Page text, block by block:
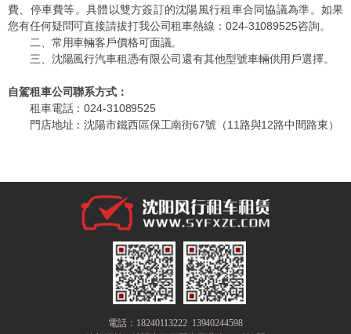
費、停車費等。具體以雙方簽訂的沈陽風行租車合同協議為準。如果
您有任何疑問可直接請拔打我公司租車熱線： 024-31089525咨詢。
二、常用車輛客戶價格可面議。
三、沈陽風行汽車租憑有限公司還有其他型號車輛供用戶選擇。
自駕租車公司聯系方式：
租車電話：024-31089525
門店地址：沈陽市鐵西區保工南街67號（11路與12路中間路東）
電話：18240113222 13940244598